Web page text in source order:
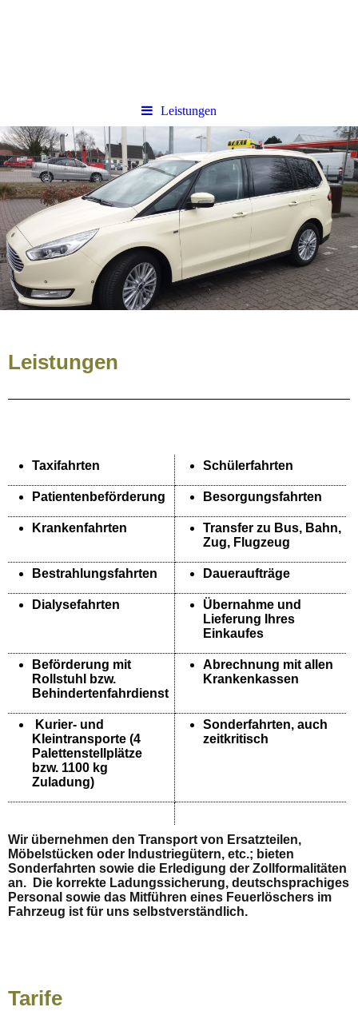
Leistungen
Leistungen
Taxifahrten Schülerfahrten
Patientenbeförderung Besorgungsfahrten
Krankenfahrten
Transfer zu Bus, Bahn,
Zug, Flugzeug
Bestrahlungsfahrten Daueraufträge
Dialysefahrten
Übernahme und
Lieferung Ihres
Einkaufes
Beförderung mit
Rollstuhl bzw.
Behindertenfahrdienst
Abrechnung mit allen
Krankenkassen
Kurier- und
Kleintransporte (4
Palettenstellplätze
bzw. 1100 kg
Zuladung)
Sonderfahrten, auch
zeitkritisch
Wir übernehmen den Transport von Ersatzteilen,
Möbelstücken oder Industriegütern, etc.; bieten
Sonderfahrten sowie die Erledigung der Zollformalitäten
an. Die korrekte Ladungssicherung, deutschsprachiges
Personal sowie das Mitführen eines Feuerlöschers im
Fahrzeug ist für uns selbstverständlich.
Tarife